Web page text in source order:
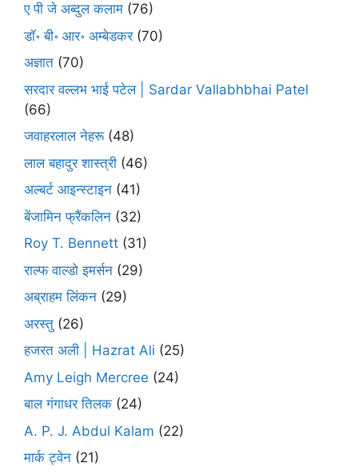
ए पी जे अब्दुल कलाम (76)
डॉ॰ बी॰ आर॰ अम्बेडकर(70)
अज्ञात (70)
सरदार वल्लभ भाई पटेल | Sardar Vallabhbhai Patel
(66)
जवाहरलाल नेहरू(48)
लाल बहादुर शास्त्री (46)
अल्बर्ट आइन्स्टाइन (41)
बेंजामिन फ्रैंकलिन (32)
Roy T. Bennett (31)
राल्फ वाल्डो इमर्सन (29)
अब्राहम लिंकन (29)
अरस्तु (26)
हजरत अली | Hazrat Ali (25)
Amy Leigh Mercree (24)
बाल गंगाधर तिलक (24)
A. P. J. Abdul Kalam (22)
मार्क ट्वेन (21)